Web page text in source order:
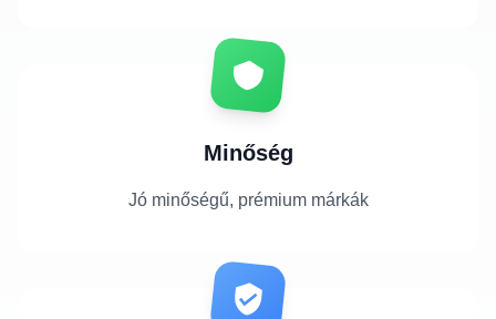
Minőség
Jó minőségű, prémium márkák